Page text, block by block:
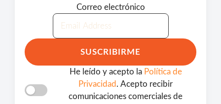
Correo electrónico
SUSCRIBIRME
He leído y acepto la Política de
Privacidad . Acepto recibir
comunicaciones comerciales de